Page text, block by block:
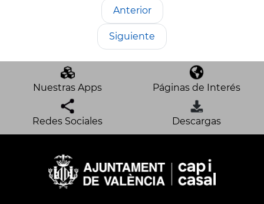
Anterior
Siguiente
Nuestras Apps Páginas de Interés
Redes Sociales Descargas